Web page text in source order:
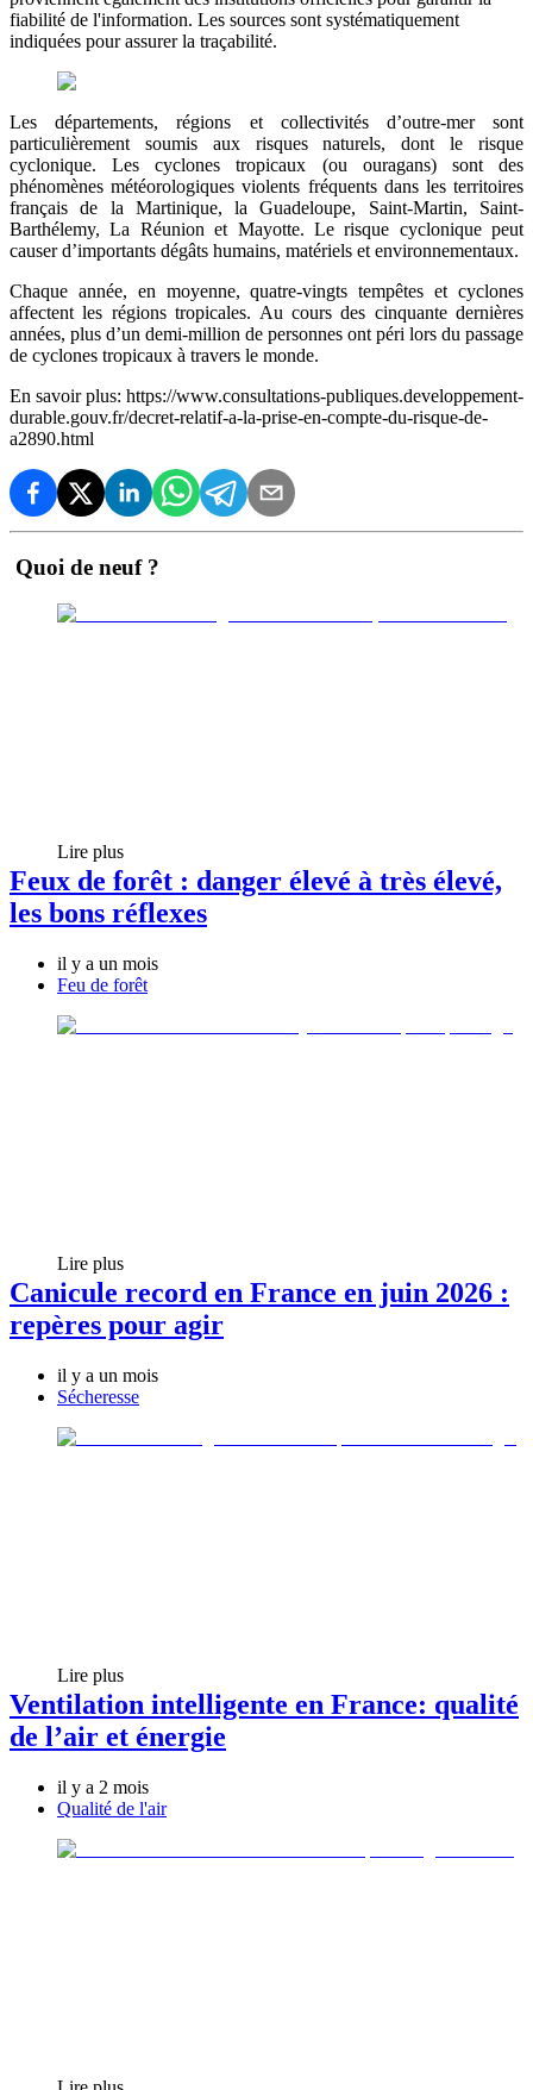
fiabilité de l'information. Les sources sont systématiquement
indiquées pour assurer la traçabilité.
Les départements, régions et collectivités d’outre-mer sont
particulièrement soumis aux risques naturels, dont le risque
cyclonique. Les cyclones tropicaux (ou ouragans) sont des
phénomènes météorologiques violents fréquents dans les territoires
français de la Martinique, la Guadeloupe, Saint-Martin, Saint-
Barthélemy, La Réunion et Mayotte. Le risque cyclonique peut
causer d’importants dégâts humains, matériels et environnementaux.
Chaque année, en moyenne, quatre-vingts tempêtes et cyclones
affectent les régions tropicales. Au cours des cinquante dernières
années, plus d’un demi-million de personnes ont péri lors du passage
de cyclones tropicaux à travers le monde.
En savoir plus: https://www.consultations-publiques.developpement-
durable.gouv.fr/decret-relatif-a-la-prise-en-compte-du-risque-de-
a2890.html
Quoi de neuf ?
Lire plus
Feux de forêt : danger élevé à très élevé,
les bons réflexes
il y a un mois
Feu de forêt
Lire plus
Canicule record en France en juin 2026 :
repères pour agir
il y a un mois
Sécheresse
Lire plus
Ventilation intelligente en France: qualité
de l’air et énergie
il y a 2 mois
Qualité de l'air